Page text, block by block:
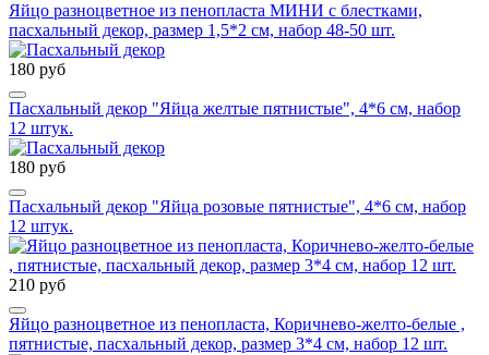
Яйцо разноцветное из пенопласта МИНИ с блестками,
пасхальный декор, размер 1,5*2 см, набор 48-50 шт.
180 руб
Пасхальный декор "Яйца желтые пятнистые", 4*6 см, набор
12 штук.
180 руб
Пасхальный декор "Яйца розовые пятнистые", 4*6 см, набор
12 штук.
210 руб
Яйцо разноцветное из пенопласта, Коричнево-желто-белые ,
пятнистые, пасхальный декор, размер 3*4 см, набор 12 шт.